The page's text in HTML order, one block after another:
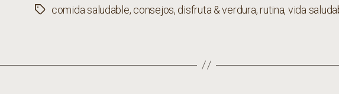
Etiquetas
comida saludable, consejos, disfruta & verdura,rutina, vida